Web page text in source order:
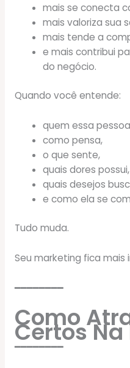
mais se conecta
mais valoriza sua
mais tende a
e mais contribui
do negócio.
Quando você entende:
quem essa
como pensa,
o que sente,
quais dores possui,
quais desejos
e como ela se
Tudo muda.
Seu marketing fica mais
━━━━━━━━
Como
Certos
━━━━━━━━